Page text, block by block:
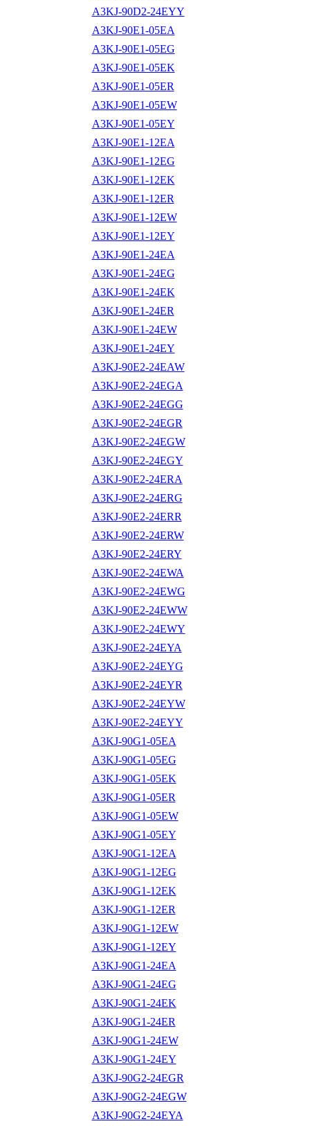
A3KJ-90D2-24EYY
A3KJ-90E1-05EA
A3KJ-90E1-05EG
A3KJ-90E1-05EK
A3KJ-90E1-05ER
A3KJ-90E1-05EW
A3KJ-90E1-05EY
A3KJ-90E1-12EA
A3KJ-90E1-12EG
A3KJ-90E1-12EK
A3KJ-90E1-12ER
A3KJ-90E1-12EW
A3KJ-90E1-12EY
A3KJ-90E1-24EA
A3KJ-90E1-24EG
A3KJ-90E1-24EK
A3KJ-90E1-24ER
A3KJ-90E1-24EW
A3KJ-90E1-24EY
A3KJ-90E2-24EAW
A3KJ-90E2-24EGA
A3KJ-90E2-24EGG
A3KJ-90E2-24EGR
A3KJ-90E2-24EGW
A3KJ-90E2-24EGY
A3KJ-90E2-24ERA
A3KJ-90E2-24ERG
A3KJ-90E2-24ERR
A3KJ-90E2-24ERW
A3KJ-90E2-24ERY
A3KJ-90E2-24EWA
A3KJ-90E2-24EWG
A3KJ-90E2-24EWW
A3KJ-90E2-24EWY
A3KJ-90E2-24EYA
A3KJ-90E2-24EYG
A3KJ-90E2-24EYR
A3KJ-90E2-24EYW
A3KJ-90E2-24EYY
A3KJ-90G1-05EA
A3KJ-90G1-05EG
A3KJ-90G1-05EK
A3KJ-90G1-05ER
A3KJ-90G1-05EW
A3KJ-90G1-05EY
A3KJ-90G1-12EA
A3KJ-90G1-12EG
A3KJ-90G1-12EK
A3KJ-90G1-12ER
A3KJ-90G1-12EW
A3KJ-90G1-12EY
A3KJ-90G1-24EA
A3KJ-90G1-24EG
A3KJ-90G1-24EK
A3KJ-90G1-24ER
A3KJ-90G1-24EW
A3KJ-90G1-24EY
A3KJ-90G2-24EGR
A3KJ-90G2-24EGW
A3KJ-90G2-24EYA